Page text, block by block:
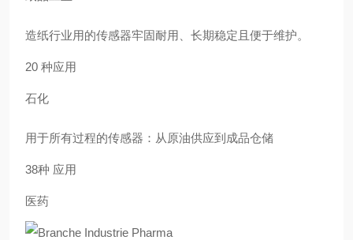
造纸行业用的传感器牢固耐用、长期稳定且便于维护。
20 种应用
石化
用于所有过程的传感器：从原油供应到成品仓储
38种 应用
医药